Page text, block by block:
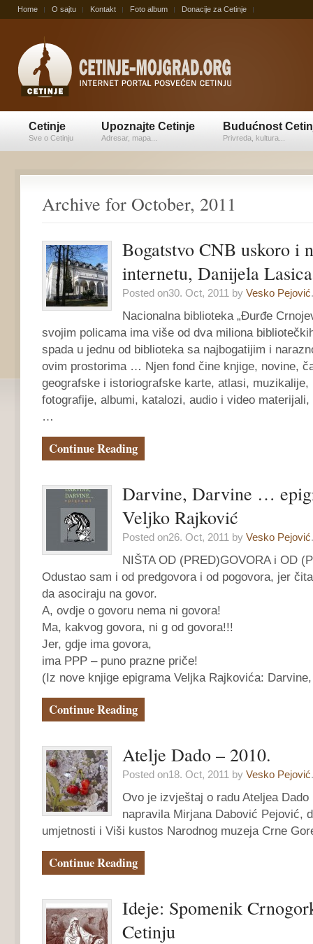
Home O sajtu Kontakt Foto album Donacije za Cetinje
Cetinje
Sve o Cetinju
Upoznajte Cetinje
Adresar, mapa...
Budućnost
Privreda, kultura...
Archive for October, 2011
Bogatstvo CNB uskoro i
internetu, Danijela Lasica
Posted on30. Oct, 2011 by Vesko Pejović.
Nacionalna biblioteka „Đurđe
svojim policama ima više od dva miliona
spada u jednu od biblioteka sa najbogatijim i
ovim prostorima … Njen fond čine knjige, novine,
geografske i istoriografske karte, atlasi, muzikalije,
fotografije, albumi, katalozi, audio i video
…
Continue Reading
Darvine, Darvine …
Veljko Rajković
Posted on26. Oct, 2011 by Vesko Pejović.
NIŠTA OD (PRED)GOVORA i OD
Odustao sam i od predgovora i od pogovora, jer
da asociraju na govor.
A, ovdje o govoru nema ni govora!
Ma, kakvog govora, ni g od govora!!!
Jer, gdje ima govora,
ima PPP – puno prazne priče!
(Iz nove knjige epigrama Veljka Rajkovića:
Continue Reading
Atelje Dado – 2010.
Posted on18. Oct, 2011 by Vesko Pejović.
Ovo je izvještaj o radu Ateljea
napravila Mirjana Dabović Pejović,
umjetnosti i Viši kustos Narodnog muzeja Crne
Continue Reading
Ideje: Spomenik
Cetinju